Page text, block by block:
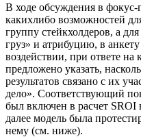
В ходе обсуждения в
какихлибо возможностей
группу стейкхолдеров, а
груз» и атрибуцию, в
воздействии, при ответе
предложено указать,
результатов связано с их
дело». Соответствующий
был включен в расчет SROI
далее модель была
нему (см. ниже).